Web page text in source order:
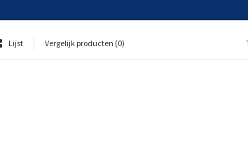
Lijst Vergelijk producten (0)